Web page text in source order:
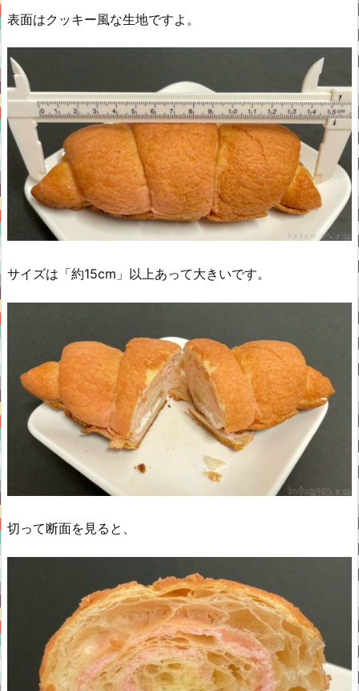
表面はクッキー風な生地ですよ。
サイズは「約15cm」以上あって大きいです。
切って断面を見ると、